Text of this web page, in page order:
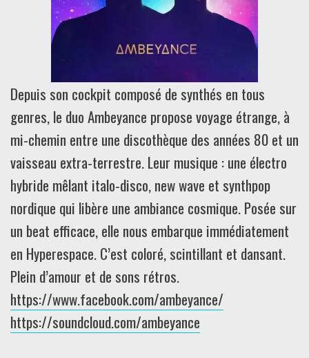
Depuis son cockpit composé de synthés en tous
genres, le duo Ambeyance propose voyage étrange, à
mi-chemin entre une discothèque des années 80 et un
vaisseau extra-terrestre. Leur musique : une électro
hybride mêlant italo-disco, new wave et synthpop
nordique qui libère une ambiance cosmique. Posée sur
un beat efficace, elle nous embarque immédiatement
en Hyperespace. C’est coloré, scintillant et dansant.
Plein d’amour et de sons rétros.
https://www.facebook.com/ambeyance/
https://soundcloud.com/ambeyance